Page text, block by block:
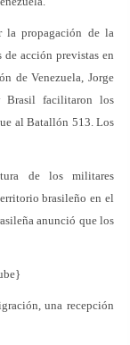
la propagación de la
acción previstas en
de Venezuela, Jorge
Brasil facilitaron los
al Batallón 513. Los
de los militares
brasileño en el
anunció que los
una recepción